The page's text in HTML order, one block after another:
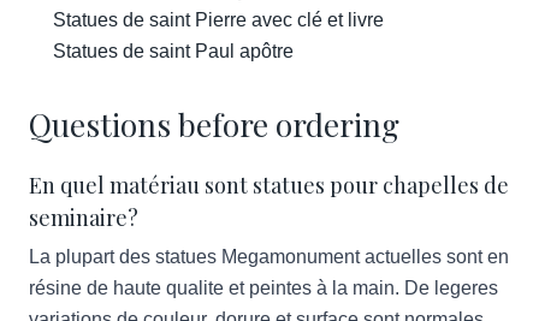
Statues de saint Pierre avec clé et livre
Statues de saint Paul apôtre
Questions before ordering
En quel matériau sont statues pour chapelles de
seminaire?
La plupart des statues Megamonument actuelles sont en
résine de haute qualite et peintes à la main. De legeres